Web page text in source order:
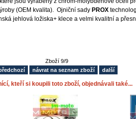
(OEM kvalita). Ojniční sady PROX
jehlová ložiska+ klece a velmi kvalitní a
Zboží 9/9
návrat na seznam zboží další
kteří si koupili toto zboží, objednávali také...